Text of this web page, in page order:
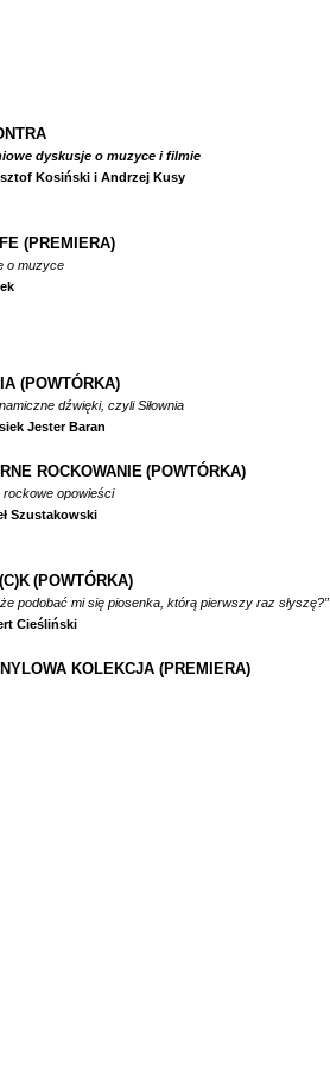
dyskusje o muzyce i filmie
Kosiński i Andrzej Kusy
(PREMIERA)
o muzyce
(POWTÓRKA)
dźwięki, czyli Siłownia
Jester Baran
ROCKOWANIE (POWTÓRKA)
rockowe opowieści
Szustakowski
(POWTÓRKA)
podobać mi się piosenka, którą pierwszy raz słyszę?”
Cieśliński
KOLEKCJA (PREMIERA)